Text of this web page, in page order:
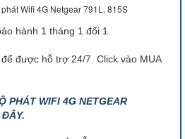
Wifi 4G Netgear 791L, 815S
hành 1 tháng 1 đổi 1.
để được hỗ trợ 24/7. Click vào MUA
PHÁT WIFI 4G NETGEAR
ĐÂY.